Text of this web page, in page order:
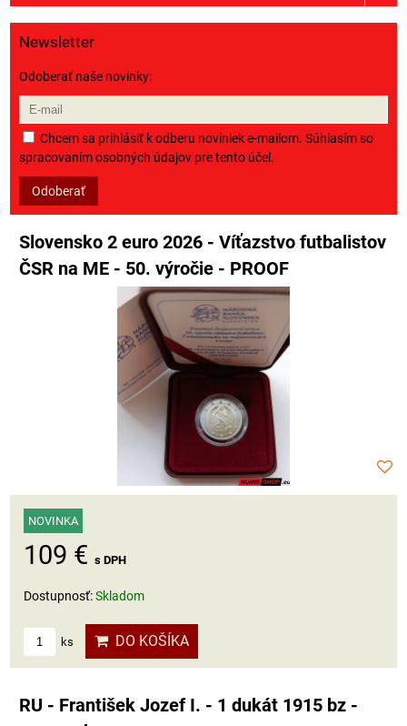
Newsletter
Odoberať naše novinky:
Chcem sa prihlásiť k odberu noviniek e-mailom. Súhlasím so
spracovaním osobných údajov pre tento účel.
Odoberať
Slovensko 2 euro 2026 - Víťazstvo futbalistov
ČSR na ME - 50. výročie - PROOF
NOVINKA
109 € s DPH
Dostupnosť:Skladom
ks DO KOŠÍKA
RU - František Jozef I. - 1 dukát 1915 bz -